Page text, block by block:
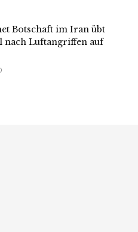
Botschaft im Iran übt
nach Luftangriffen auf